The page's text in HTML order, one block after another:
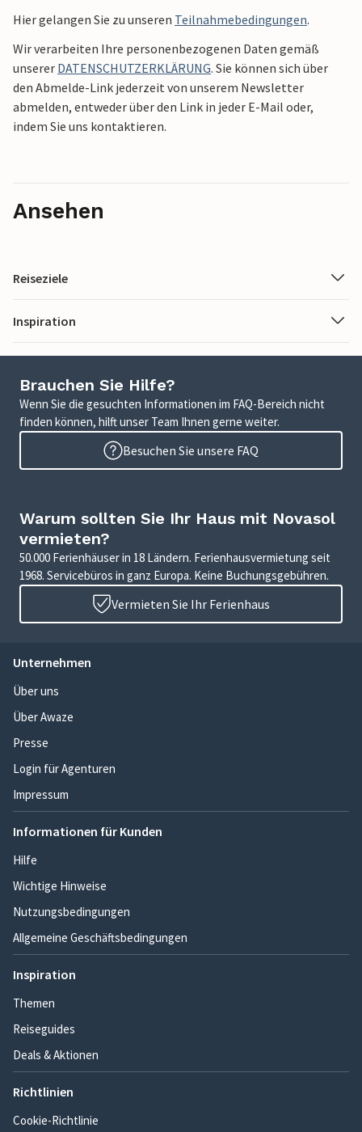
Hier gelangen Sie zu unseren Teilnahmebedingungen.
Wir verarbeiten Ihre personenbezogenen Daten gemäß
unserer DATENSCHUTZERKLÄRUNG. Sie können sich über
den Abmelde-Link jederzeit von unserem Newsletter
abmelden, entweder über den Link in jeder E-Mail oder,
indem Sie uns kontaktieren.
Ansehen
Reiseziele
Inspiration
Brauchen Sie Hilfe?
Wenn Sie die gesuchten Informationen im FAQ-Bereich nicht
finden können, hilft unser Team Ihnen gerne weiter.
Besuchen Sie unsere FAQ
Warum sollten Sie Ihr Haus mit Novasol
vermieten?
50.000 Ferienhäuser in 18 Ländern. Ferienhausvermietung seit
1968. Servicebüros in ganz Europa. Keine Buchungsgebühren.
Vermieten Sie Ihr Ferienhaus
Unternehmen
Über uns
Über Awaze
Presse
Login für Agenturen
Impressum
Informationen für Kunden
Hilfe
Wichtige Hinweise
Nutzungsbedingungen
Allgemeine Geschäftsbedingungen
Inspiration
Themen
Reiseguides
Deals & Aktionen
Richtlinien
Cookie-Richtlinie